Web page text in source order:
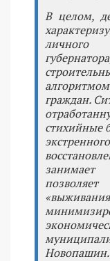
В целом,
граждан.
стихийные
Новопашин.